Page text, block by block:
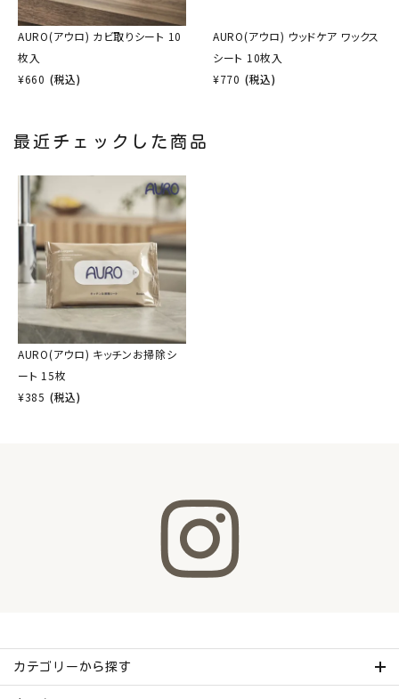
AURO(アウロ) カビ取りシート 10
枚入
¥660 (税込)
AURO(アウロ) ウッドケア ワックス
シート 10枚入
¥770 (税込)
最近チェックした商品
AURO(アウロ) キッチンお掃除シ
ート 15枚
¥385 (税込)
カテゴリーから探す